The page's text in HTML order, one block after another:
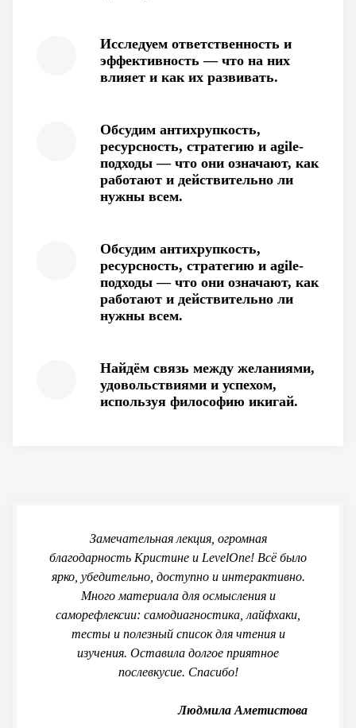
Исследуем ответственность и
эффективность — что на них
влияет и как их развивать.
Обсудим антихрупкость,
ресурсность, стратегию и agile-
подходы — что они означают, как
работают и действительно ли
нужны всем.
Обсудим антихрупкость,
ресурсность, стратегию и agile-
подходы — что они означают, как
работают и действительно ли
нужны всем.
Найдём связь между желаниями,
удовольствиями и успехом,
используя философию икигай.
Замечательная лекция, огромная
благодарность Кристине и LevelOne! Всё было
ярко, убедительно, доступно и интерактивно.
Много материала для осмысления и
саморефлексии: самодиагностика, лайфхаки,
тесты и полезный список для чтения и
изучения. Оставила долгое приятное
послевкусие. Спасибо!
Людмила Аметистова